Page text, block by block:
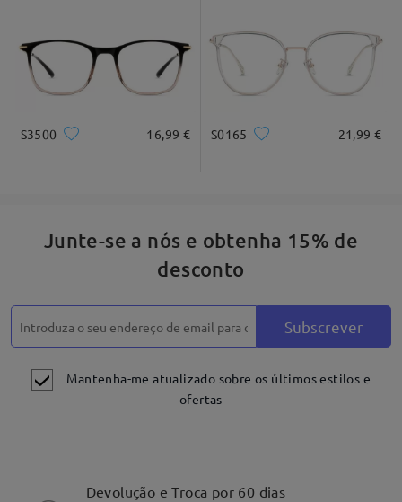
* Apenas para referência
Descrição do produto
S3500 16,99 € S0165 21,99 €
Junte-se a nós e obtenha 15% de
desconto
Subscrever
Mantenha-me atualizado sobre os últimos estilos e
ofertas
Devolução e Troca por 60 dias